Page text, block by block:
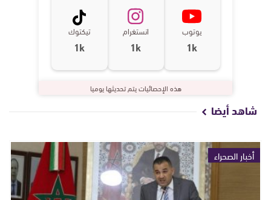
يوتوب
1k
انستغرام
1k
تيكتوك
1k
هذه الإحصائيات يتم تحديثها يوميا
شاهد أيضا
أخبار الصحراء